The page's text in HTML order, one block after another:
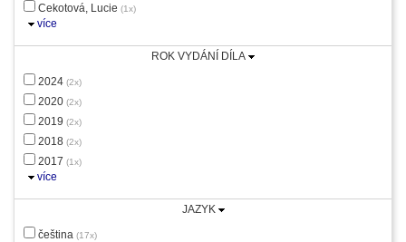
Cekotová, Lucie (1x)
více
ROK VYDÁNÍ DÍLA
2024 (2x)
2020 (2x)
2019 (2x)
2018 (2x)
2017 (1x)
více
JAZYK
čeština (17x)